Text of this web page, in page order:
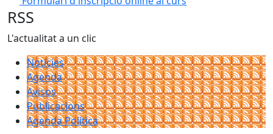
RSS
L'actualitat a un clic
Notícies
Agenda
Avisos
Publicacions
Agenda Política